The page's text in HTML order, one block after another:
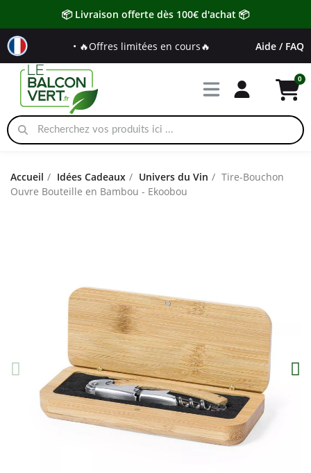
📦 Livraison offerte dès 100€ d'achat 📦
• 🔥Offres limitées en cours🔥 Aide / FAQ
Accueil Idées Cadeaux Univers du Vin
Tire-Bouchon
Ouvre Bouteille en Bambou - Ekoobou